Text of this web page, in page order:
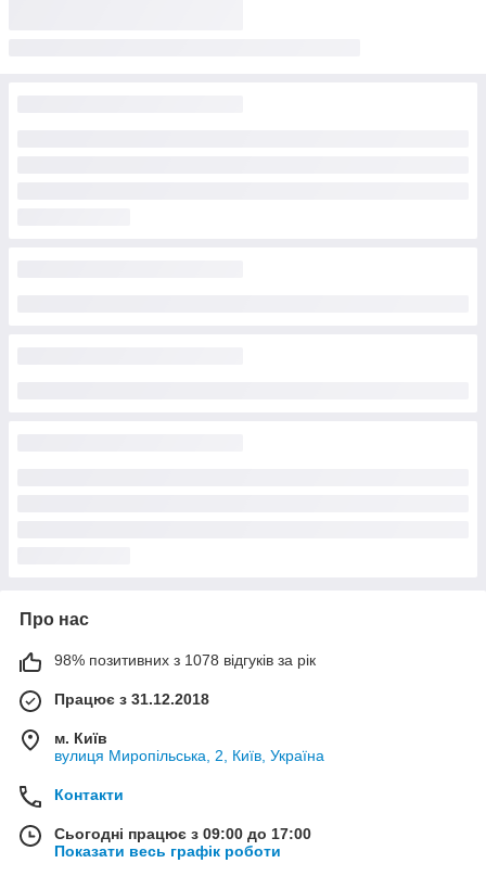
Про нас
98% позитивних з 1078 відгуків за рік
Працює з 31.12.2018
м. Київ
вулиця Миропільська, 2, Київ, Україна
Контакти
Сьогодні працює з 09:00 до 17:00
Показати весь графік роботи